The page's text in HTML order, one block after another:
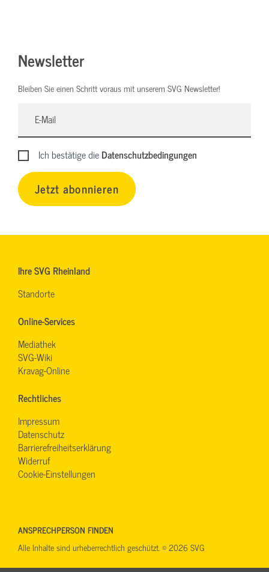
Newsletter
Bleiben Sie einen Schritt voraus mit unserem SVG Newsletter!
Ich bestätige dieDatenschutzbedingungen
Jetzt abonnieren
Ihre SVG Rheinland
Standorte
Online-Services
Mediathek
SVG-Wiki
Kravag-Online
Rechtliches
Impressum
Datenschutz
Barrierefreiheitserklärung
Widerruf
Cookie-Einstellungen
ANSPRECHPERSON FINDEN
Alle Inhalte sind urheberrechtlich geschützt. © 2026 SVG